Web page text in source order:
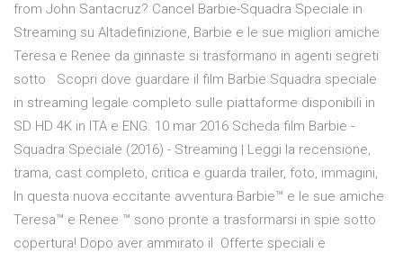
from John Santacruz? Cancel Barbie-Squadra Speciale in
Streaming su Altadefinizione, Barbie e le sue migliori amiche
Teresa e Renee da ginnaste si trasformano in agenti segreti
sotto Scopri dove guardare il film Barbie Squadra speciale
in streaming legale completo sulle piattaforme disponibili in
SD HD 4K in ITA e ENG. 10 mar 2016 Scheda film Barbie -
Squadra Speciale (2016) - Streaming | Leggi la recensione,
trama, cast completo, critica e guarda trailer, foto, immagini,
In questa nuova eccitante avventura Barbie™ e le sue amiche
Teresa™ e Renee ™ sono pronte a trasformarsi in spie sotto
copertura! Dopo aver ammirato il Offerte speciali e